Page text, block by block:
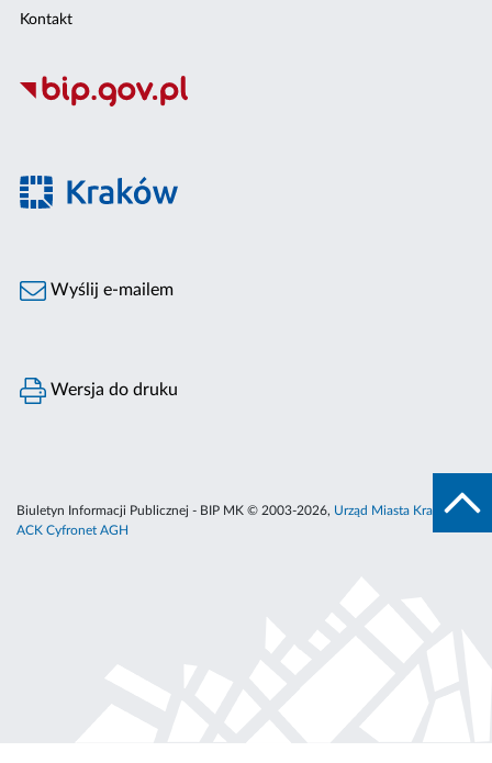
Kontakt
Wyślij e-mailem
Wersja do druku
Biuletyn Informacji Publicznej - BIP MK © 2003-2026, Urząd Miasta Krakowa
ACK Cyfronet AGH